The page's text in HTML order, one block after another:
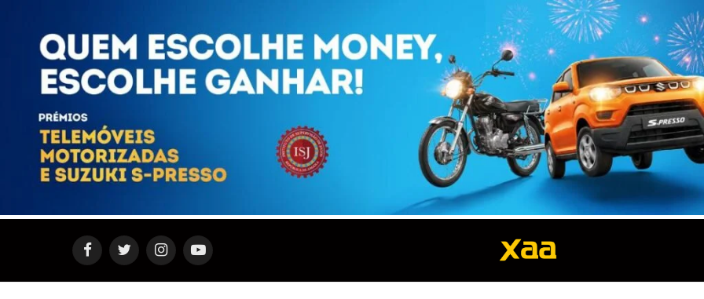
FacebookTwitterInstagramYouTube